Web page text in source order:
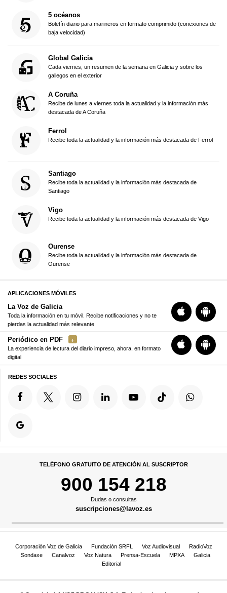
5 océanos
Boletín diario para marineros en formato comprimido (conexiones de
baja velocidad)
Global Galicia
Cada viernes, un resumen de la semana en Galicia y sobre los
gallegos en el exterior
A Coruña
Recibe de lunes a viernes toda la actualidad y la información más
destacada de A Coruña
Ferrol
Recibe toda la actualidad y la información más destacada de Ferrol
Santiago
Recibe toda la actualidad y la información más destacada de
Santiago
Vigo
Recibe toda la actualidad y la información más destacada de Vigo
Ourense
Recibe toda la actualidad y la información más destacada de
Ourense
APLICACIONES MÓVILES
La Voz de Galicia
Toda la información en tu móvil. Recibe notificaciones y no te
pierdas la actualidad más relevante
Periódico en PDF
La experiencia de lectura del diario impreso, ahora, en formato
digital
REDES SOCIALES
TELÉFONO GRATUITO DE ATENCIÓN AL SUSCRIPTOR
900 154 218
Dudas o consultas
suscripciones@lavoz.es
Corporación Voz de Galicia Fundación SRFL Voz Audiovisual
RadioVoz
Sondaxe
Canalvoz Voz Natura Prensa-Escuela MPXA
Galicia
Editorial